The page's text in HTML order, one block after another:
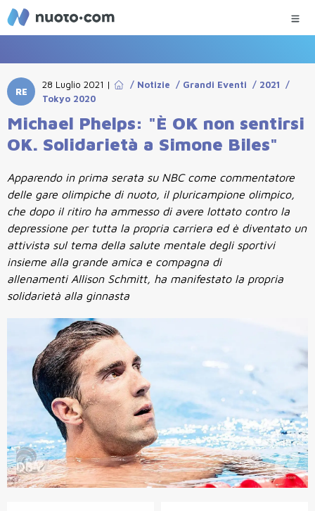
RE
28 Luglio 2021 | / Notizie / Grandi Eventi / 2021 /
Tokyo 2020
Michael Phelps: "È OK non sentirsi
OK. Solidarietà a Simone Biles"
Apparendo in prima serata su NBC come commentatore
delle gare olimpiche di nuoto, il pluricampione olimpico,
che dopo il ritiro ha ammesso di avere lottato contro la
depressione per tutta la propria carriera ed è diventato un
attivista sul tema della salute mentale degli sportivi
insieme alla grande amica e compagna di
allenamenti Allison Schmitt, ha manifestato la propria
solidarietà alla ginnasta